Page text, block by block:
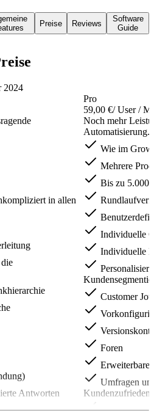
Preise Reviews
Software
Guide
2024
in allen
Antworten
Pro
59,00 €/ User /
Noch mehr
Automatisierung.
Wie im
Mehrere
Bis zu 5.000
Individuelle
Individuelle
Customer
Foren
Erweiterbare
Umfragen